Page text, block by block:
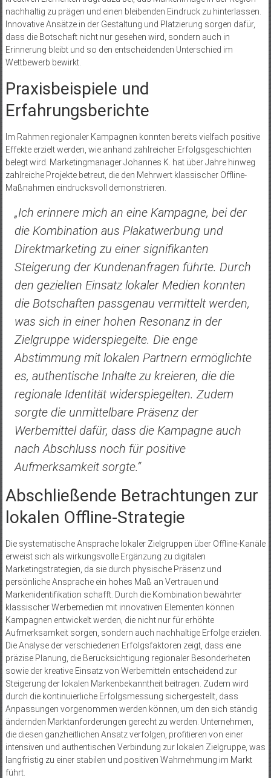
nachhaltig zu prägen und einen bleibenden Eindruck zu hinterlassen.
Innovative Ansätze in der Gestaltung und Platzierung sorgen dafür,
dass die Botschaft nicht nur gesehen wird, sondern auch in
Erinnerung bleibt und so den entscheidenden Unterschied im
Wettbewerb bewirkt.
Praxisbeispiele und
Erfahrungsberichte
Im Rahmen regionaler Kampagnen konnten bereits vielfach positive
Effekte erzielt werden, wie anhand zahlreicher Erfolgsgeschichten
belegt wird. Marketingmanager Johannes K. hat über Jahre hinweg
zahlreiche Projekte betreut, die den Mehrwert klassischer Offline-
Maßnahmen eindrucksvoll demonstrieren.
„Ich erinnere mich an eine Kampagne, bei der
die Kombination aus Plakatwerbung und
Direktmarketing zu einer signifikanten
Steigerung der Kundenanfragen führte. Durch
den gezielten Einsatz lokaler Medien konnten
die Botschaften passgenau vermittelt werden,
was sich in einer hohen Resonanz in der
Zielgruppe widerspiegelte. Die enge
Abstimmung mit lokalen Partnern ermöglichte
es, authentische Inhalte zu kreieren, die die
regionale Identität widerspiegelten. Zudem
sorgte die unmittelbare Präsenz der
Werbemittel dafür, dass die Kampagne auch
nach Abschluss noch für positive
Aufmerksamkeit sorgte.“
Abschließende Betrachtungen zur
lokalen Offline-Strategie
Die systematische Ansprache lokaler Zielgruppen über Offline-Kanäle
erweist sich als wirkungsvolle Ergänzung zu digitalen
Marketingstrategien, da sie durch physische Präsenz und
persönliche Ansprache ein hohes Maß an Vertrauen und
Markenidentifikation schafft. Durch die Kombination bewährter
klassischer Werbemedien mit innovativen Elementen können
Kampagnen entwickelt werden, die nicht nur für erhöhte
Aufmerksamkeit sorgen, sondern auch nachhaltige Erfolge erzielen.
Die Analyse der verschiedenen Erfolgsfaktoren zeigt, dass eine
präzise Planung, die Berücksichtigung regionaler Besonderheiten
sowie der kreative Einsatz von Werbemitteln entscheidend zur
Steigerung der lokalen Markenbekanntheit beitragen. Zudem wird
durch die kontinuierliche Erfolgsmessung sichergestellt, dass
Anpassungen vorgenommen werden können, um den sich ständig
ändernden Marktanforderungen gerecht zu werden. Unternehmen,
die diesen ganzheitlichen Ansatz verfolgen, profitieren von einer
intensiven und authentischen Verbindung zur lokalen Zielgruppe, was
langfristig zu einer stabilen und positiven Wahrnehmung im Markt
führt.